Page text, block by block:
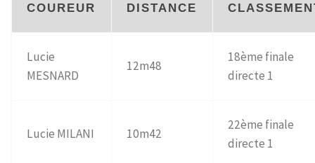
COUREUR DISTANCE
Lucie
MESNARD
12m48
18ème finale
directe 1
Lucie MILANI 10m42
22ème finale
directe 1